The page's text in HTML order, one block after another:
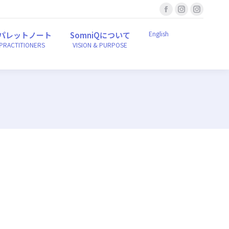
Facebook
page
new
Instagram
newnew
レットノート SomniQについて
VISION & PURPOSE
English
レットノート SomniQについて English